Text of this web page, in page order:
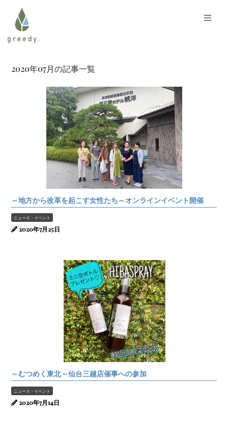
2020年07月の記事一覧
～地方から改革を起こす女性たち～オンラインイベント開催
ニュース・イベント
2020年7月25日
～むつめく東北～仙台三越店催事への参加
ニュース・イベント
2020年7月14日